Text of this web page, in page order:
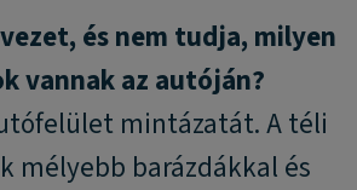
és nem tudja, milyen
vannak az autóján?
mintázatát. A téli
mélyebb barázdákkal és